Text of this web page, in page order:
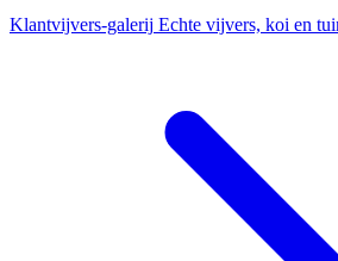
Klantvijvers-galerij Echte vijvers, koi en